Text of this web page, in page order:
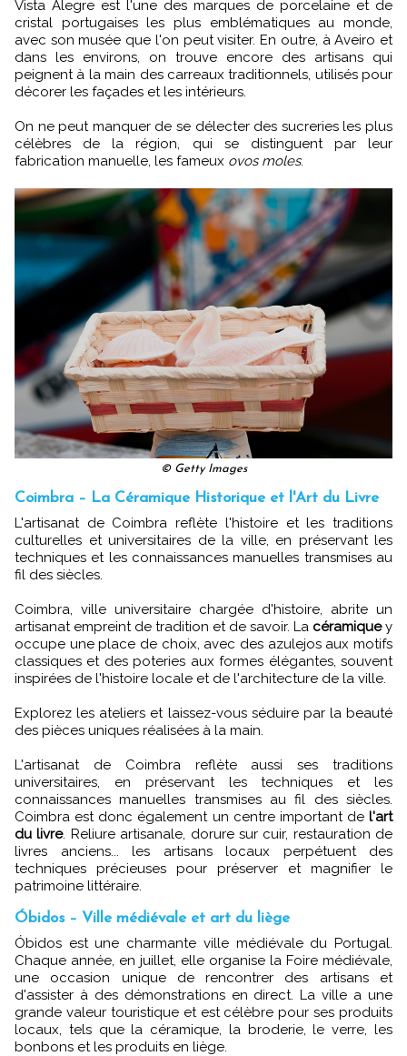
Vista Alegre est l'une des marques de porcelaine et de
cristal portugaises les plus emblématiques au monde,
avec son musée que l'on peut visiter. En outre, à Aveiro et
dans les environs, on trouve encore des artisans qui
peignent à la main des carreaux traditionnels, utilisés pour
décorer les façades et les intérieurs.
On ne peut manquer de se délecter des sucreries les plus
célèbres de la région, qui se distinguent par leur
fabrication manuelle, les fameux ovos moles.
© Getty Images
Coimbra – La Céramique Historique et l'Art du Livre
L'artisanat de Coimbra reflète l'histoire et les traditions
culturelles et universitaires de la ville, en préservant les
techniques et les connaissances manuelles transmises au
fil des siècles.
Coimbra, ville universitaire chargée d'histoire, abrite un
artisanat empreint de tradition et de savoir. La céramiquey
occupe une place de choix, avec des azulejos aux motifs
classiques et des poteries aux formes élégantes, souvent
inspirées de l'histoire locale et de l'architecture de la ville.
Explorez les ateliers et laissez-vous séduire par la beauté
des pièces uniques réalisées à la main.
L'artisanat de Coimbra reflète aussi ses traditions
universitaires, en préservant les techniques et les
connaissances manuelles transmises au fil des siècles.
Coimbra est donc également un centre important de l'art
du livre. Reliure artisanale, dorure sur cuir, restauration de
livres anciens... les artisans locaux perpétuent des
techniques précieuses pour préserver et magnifier le
patrimoine littéraire.
Óbidos – Ville médiévale et art du liège
Óbidos est une charmante ville médiévale du Portugal.
Chaque année, en juillet, elle organise la Foire médiévale,
une occasion unique de rencontrer des artisans et
d'assister à des démonstrations en direct. La ville a une
grande valeur touristique et est célèbre pour ses produits
locaux, tels que la céramique, la broderie, le verre, les
bonbons et les produits en liège.